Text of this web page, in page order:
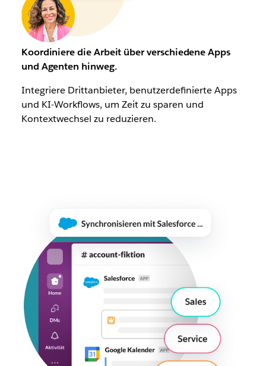
Koordiniere die Arbeit über verschiedene Apps
und Agenten hinweg.
Integriere Drittanbieter, benutzerdefinierte Apps
und KI-Workflows, um Zeit zu sparen und
Kontextwechsel zu reduzieren.